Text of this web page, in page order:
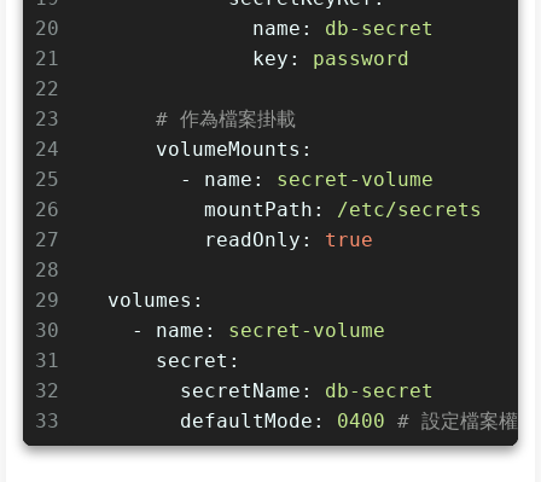
20
21
22
23
24
25
26
27
28
29
30
31
32
33
name:
db-secret
key:
password
# 作為檔案掛載
volumeMounts:
-
name:
secret-volume
mountPath:
/etc/secrets
readOnly:
true
volumes:
-
name:
secret-volume
secret:
secretName:
db-secret
defaultMode:
0400 # 設定檔案權限